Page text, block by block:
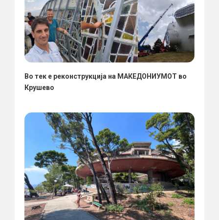
Во тек е реконструкција на МАКЕДОНИУМОТ во
Крушево